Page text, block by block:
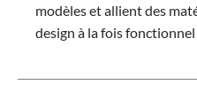
modèles et allient des
design à la fois